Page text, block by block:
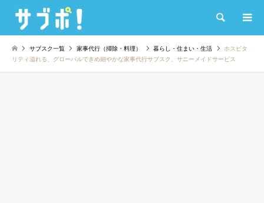
検索
サブスク一覧 家事代行（掃除・料理） 暮らし・住まい・生活
ホスピタ
リティ溢れる、グローバルできめ細やかな家事代行サブスク、サニーメイドサービス